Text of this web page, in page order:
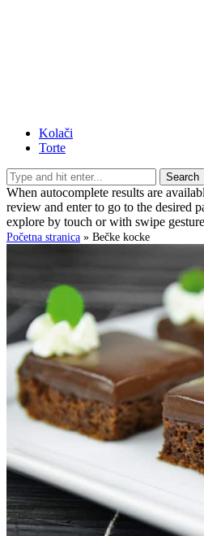
Kolači
Torte
Search
When autocomplete results are
review and enter to go to the desired
explore by touch or with swipe
Početna stranica » Bečke kocke